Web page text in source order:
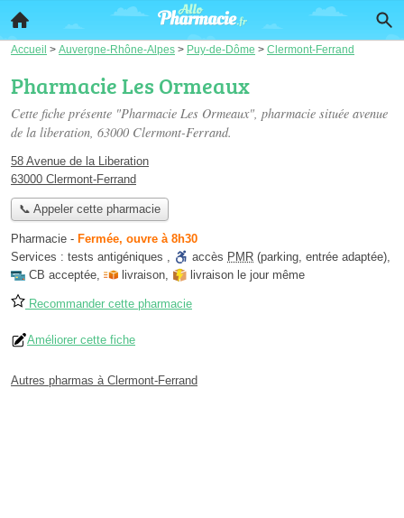
Accueil > Auvergne-Rhône-Alpes > Puy-de-Dôme > Clermont-Ferrand
Pharmacie Les Ormeaux
Cette fiche présente "Pharmacie Les Ormeaux", pharmacie située avenue
de la liberation, 63000 Clermont-Ferrand.
58 Avenue de la Liberation
63000 Clermont-Ferrand
📞 Appeler cette pharmacie
Pharmacie - Fermée, ouvre à 8h30
Services : tests antigéniques , accès PMR (parking, entrée adaptée),
CB acceptée, livraison, livraison le jour même
Recommander cette pharmacie
Améliorer cette fiche
Autres pharmas à Clermont-Ferrand